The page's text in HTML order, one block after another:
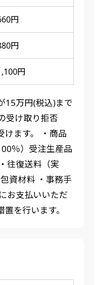
円
円
円
15万円(税込)まで
受け取り拒否
けます。 ・商品
％）受注生産品
往復送料（実
資材料 ・事務手
お支払いいただ
を行います。